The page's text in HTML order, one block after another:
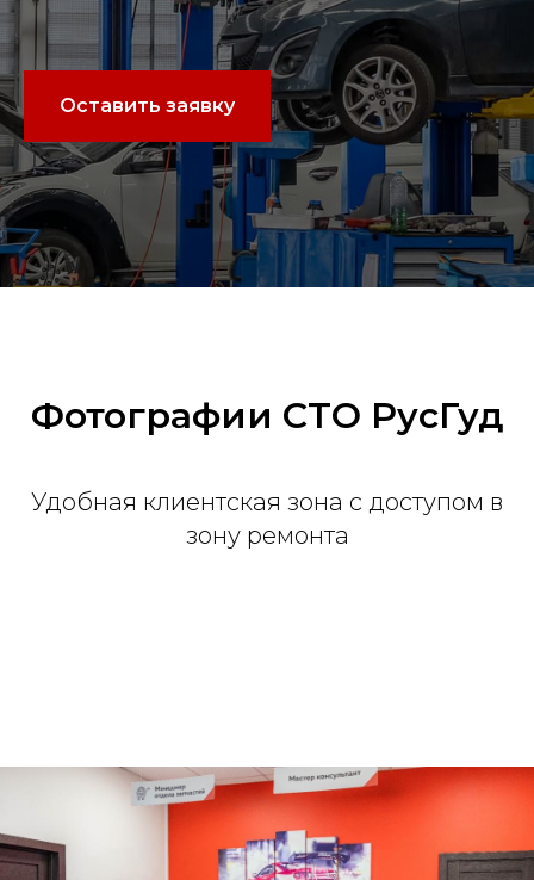
Оставить заявку
Фотографии СТО РусГуд
Удобная клиентская зона с доступом в
зону ремонта